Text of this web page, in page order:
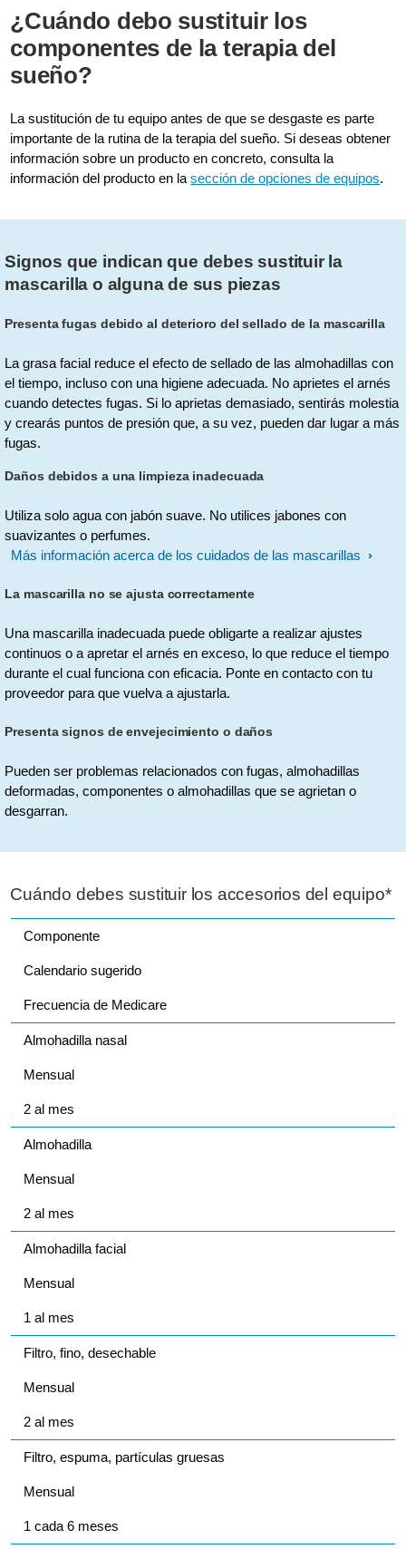
¿Cuándo debo sustituir los
componentes de la terapia del
sueño?
La sustitución de tu equipo antes de que se desgaste es parte
importante de la rutina de la terapia del sueño. Si deseas obtener
información sobre un producto en concreto, consulta la
información del producto en lasección de opciones de equipos.
Signos que indican que debes sustituir la
mascarilla o alguna de sus piezas
Presenta fugas debido al deterioro del sellado de la mascarilla
La grasa facial reduce el efecto de sellado de las almohadillas con
el tiempo, incluso con una higiene adecuada. No aprietes el arnés
cuando detectes fugas. Si lo aprietas demasiado, sentirás molestia
y crearás puntos de presión que, a su vez, pueden dar lugar a más
fugas.
Daños debidos a una limpieza inadecuada
Utiliza solo agua con jabón suave. No utilices jabones con
suavizantes o perfumes.
Más información acerca de los cuidados de las mascarillas
La mascarilla no se ajusta correctamente
Una mascarilla inadecuada puede obligarte a realizar ajustes
continuos o a apretar el arnés en exceso, lo que reduce el tiempo
durante el cual funciona con eficacia. Ponte en contacto con tu
proveedor para que vuelva a ajustarla.
Presenta signos de envejecimiento o daños
Pueden ser problemas relacionados con fugas, almohadillas
deformadas, componentes o almohadillas que se agrietan o
desgarran.
Cuándo debes sustituir los accesorios del equipo*
Componente
Calendario sugerido
Frecuencia de Medicare
Almohadilla nasal
Mensual
2 al mes
Almohadilla
Mensual
2 al mes
Almohadilla facial
Mensual
1 al mes
Filtro, fino, desechable
Mensual
2 al mes
Filtro, espuma, partículas gruesas
Mensual
1 cada 6 meses